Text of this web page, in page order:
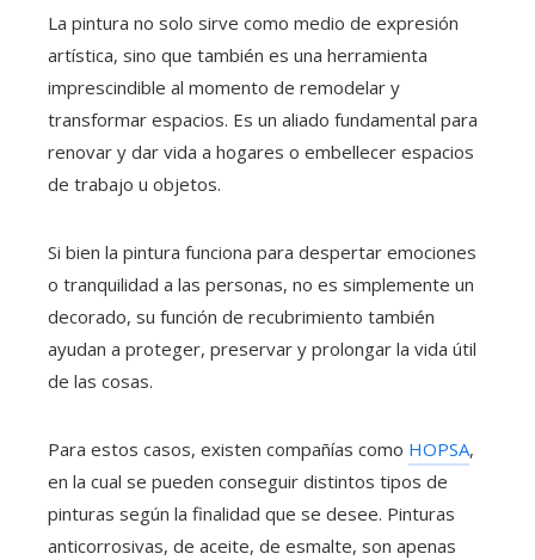
La pintura no solo sirve como medio de expresión
artística, sino que también es una herramienta
imprescindible al momento de remodelar y
transformar espacios. Es un aliado fundamental para
renovar y dar vida a hogares o embellecer espacios
de trabajo u objetos.
Si bien la pintura funciona para despertar emociones
o tranquilidad a las personas, no es simplemente un
decorado, su función de recubrimiento también
ayudan a proteger, preservar y prolongar la vida útil
de las cosas.
Para estos casos, existen compañías como HOPSA,
en la cual se pueden conseguir distintos tipos de
pinturas según la finalidad que se desee. Pinturas
anticorrosivas, de aceite, de esmalte, son apenas